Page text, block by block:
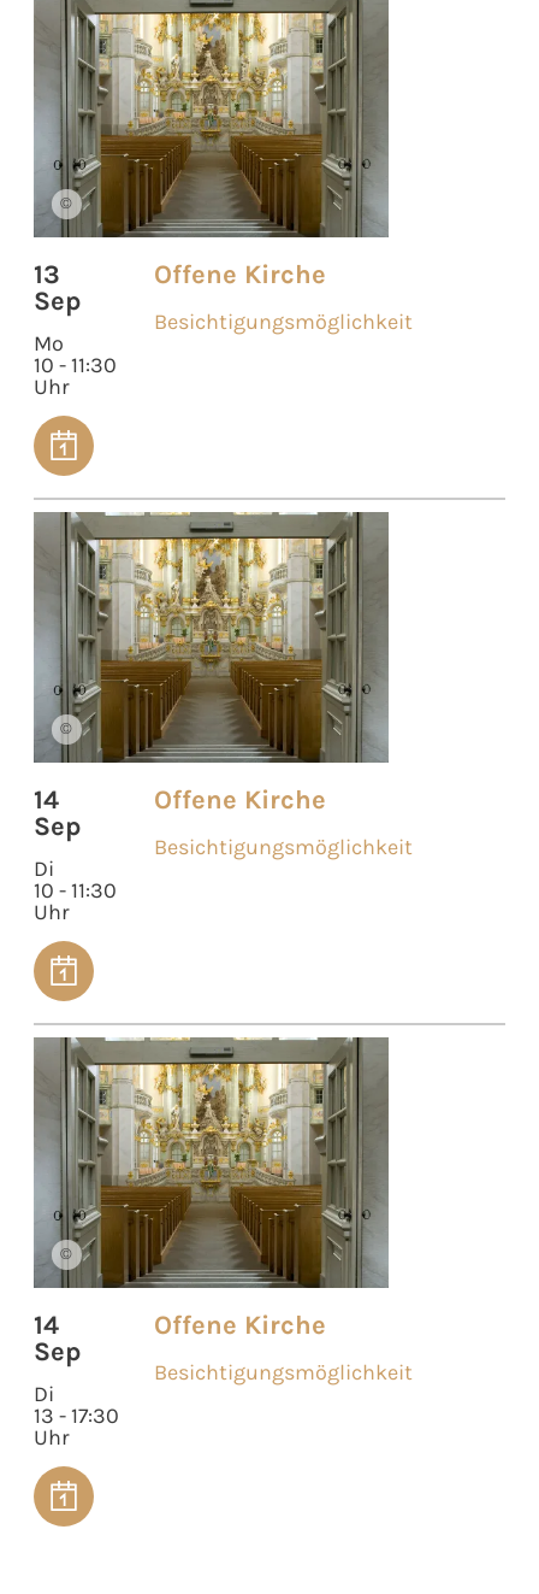
©
13
Sep
Mo
10 - 11:30
Uhr
Offene Kirche
Besichtigungsmöglichkeit
©
14
Sep
Di
10 - 11:30
Uhr
Offene Kirche
Besichtigungsmöglichkeit
©
14
Sep
Di
13 - 17:30
Uhr
Offene Kirche
Besichtigungsmöglichkeit